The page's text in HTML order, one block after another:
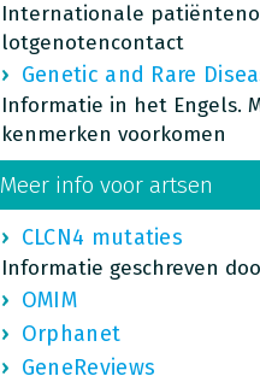
Internationale
lotgenotencontact
Genetic and Rare
Informatie in het Engels.
kenmerken voorkomen
Meer info voor artsen
CLCN4 mutaties
Informatie geschreven
OMIM
Orphanet
GeneReviews